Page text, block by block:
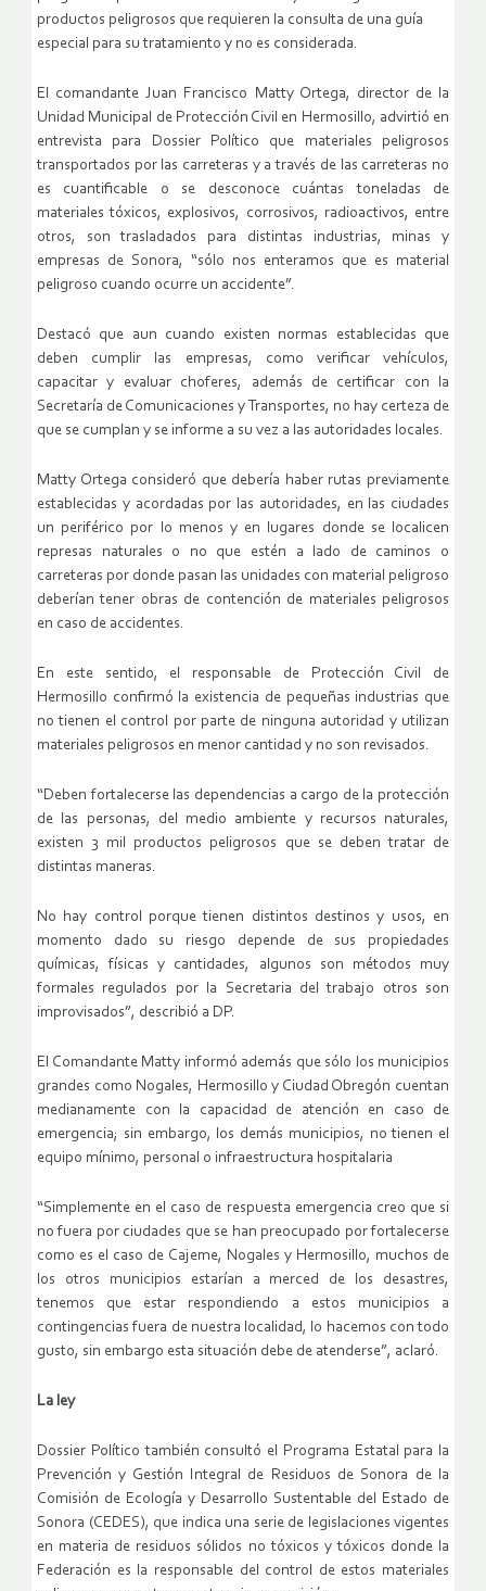
productos peligrosos que requieren la consulta de una guía
especial para su tratamiento y no es considerada.
El comandante Juan Francisco Matty Ortega, director de la
Unidad Municipal de Protección Civil en Hermosillo, advirtió en
entrevista para Dossier Político que materiales peligrosos
transportados por las carreteras y a través de las carreteras no
es cuantificable o se desconoce cuántas toneladas de
materiales tóxicos, explosivos, corrosivos, radioactivos, entre
otros, son trasladados para distintas industrias, minas y
empresas de Sonora, “sólo nos enteramos que es material
peligroso cuando ocurre un accidente”.
Destacó que aun cuando existen normas establecidas que
deben cumplir las empresas, como verificar vehículos,
capacitar y evaluar choferes, además de certificar con la
Secretaría de Comunicaciones y Transportes, no hay certeza de
que se cumplan y se informe a su vez a las autoridades locales.
Matty Ortega consideró que debería haber rutas previamente
establecidas y acordadas por las autoridades, en las ciudades
un periférico por lo menos y en lugares donde se localicen
represas naturales o no que estén a lado de caminos o
carreteras por donde pasan las unidades con material peligroso
deberían tener obras de contención de materiales peligrosos
en caso de accidentes.
En este sentido, el responsable de Protección Civil de
Hermosillo confirmó la existencia de pequeñas industrias que
no tienen el control por parte de ninguna autoridad y utilizan
materiales peligrosos en menor cantidad y no son revisados.
“Deben fortalecerse las dependencias a cargo de la protección
de las personas, del medio ambiente y recursos naturales,
existen 3 mil productos peligrosos que se deben tratar de
distintas maneras.
No hay control porque tienen distintos destinos y usos, en
momento dado su riesgo depende de sus propiedades
químicas, físicas y cantidades, algunos son métodos muy
formales regulados por la Secretaria del trabajo otros son
improvisados”, describió a DP.
El Comandante Matty informó además que sólo los municipios
grandes como Nogales, Hermosillo y Ciudad Obregón cuentan
medianamente con la capacidad de atención en caso de
emergencia; sin embargo, los demás municipios, no tienen el
equipo mínimo, personal o infraestructura hospitalaria
“Simplemente en el caso de respuesta emergencia creo que si
no fuera por ciudades que se han preocupado por fortalecerse
como es el caso de Cajeme, Nogales y Hermosillo, muchos de
los otros municipios estarían a merced de los desastres,
tenemos que estar respondiendo a estos municipios a
contingencias fuera de nuestra localidad, lo hacemos con todo
gusto, sin embargo esta situación debe de atenderse”, aclaró.
La ley
Dossier Político también consultó el Programa Estatal para la
Prevención y Gestión Integral de Residuos de Sonora de la
Comisión de Ecología y Desarrollo Sustentable del Estado de
Sonora (CEDES), que indica una serie de legislaciones vigentes
en materia de residuos sólidos no tóxicos y tóxicos donde la
Federación es la responsable del control de estos materiales